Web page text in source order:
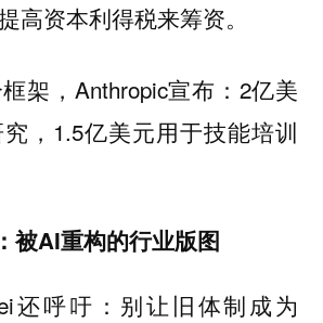
高资本利得税来筹资。
架，Anthropic宣布：2亿美
，1.5亿美元用于技能培训
被AI重构的行业版图
还呼吁：别让旧体制成为